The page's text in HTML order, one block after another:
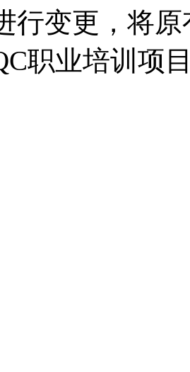
行变更，将
职业培训项